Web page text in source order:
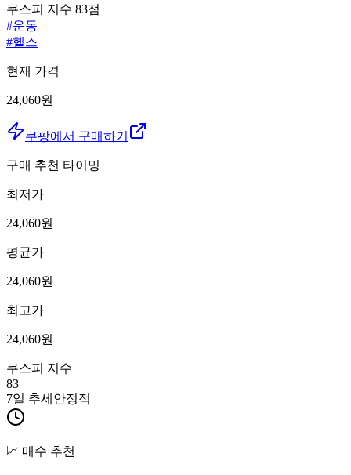
쿠스피 지수 83점
#운동
#헬스
현재 가격
24,060원
쿠팡에서 구매하기
구매 추천 타이밍
최저가
24,060원
평균가
24,060원
최고가
24,060원
쿠스피 지수
83
7일 추세 안정적
📈 매수 추천